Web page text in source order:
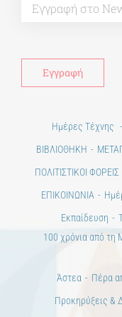
Ημέρες Τέχνης
ΒΙΒΛΙΟΘΗΚΗ
ΠΟΛΙΤΙΣΤΙΚΟΙ ΦΟΡΕΙΣ
ΕΠΙΚΟΙΝΩΝΙΑ
Εκπαίδευση
100 χρόνια από τη
Άστεα
Πέρα
Προκηρύξεις &